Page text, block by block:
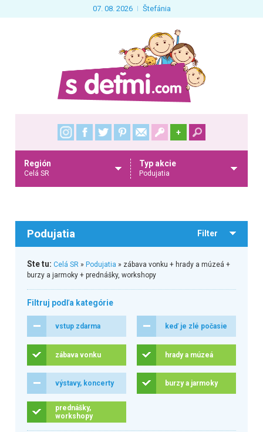
07. 08. 2026 Štefánia
+
Región
Celá SR
Typ akcie
Podujatia
Podujatia Filter
Ste tu: Celá SR» Podujatia » zábava vonku + hrady a múzeá +
burzy a jarmoky + prednášky, workshopy
Filtruj podľa kategórie
vstup zdarma keď je zlé počasie
zábava vonku hrady a múzeá
výstavy, koncerty burzy a jarmoky
prednášky,
workshopy